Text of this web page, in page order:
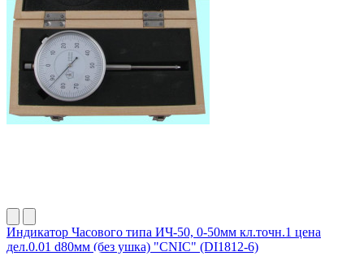
Индикатор Часового типа ИЧ-50, 0-50мм кл.точн.1 цена
дел.0.01 d80мм (без ушка) "CNIC" (DI1812-6)